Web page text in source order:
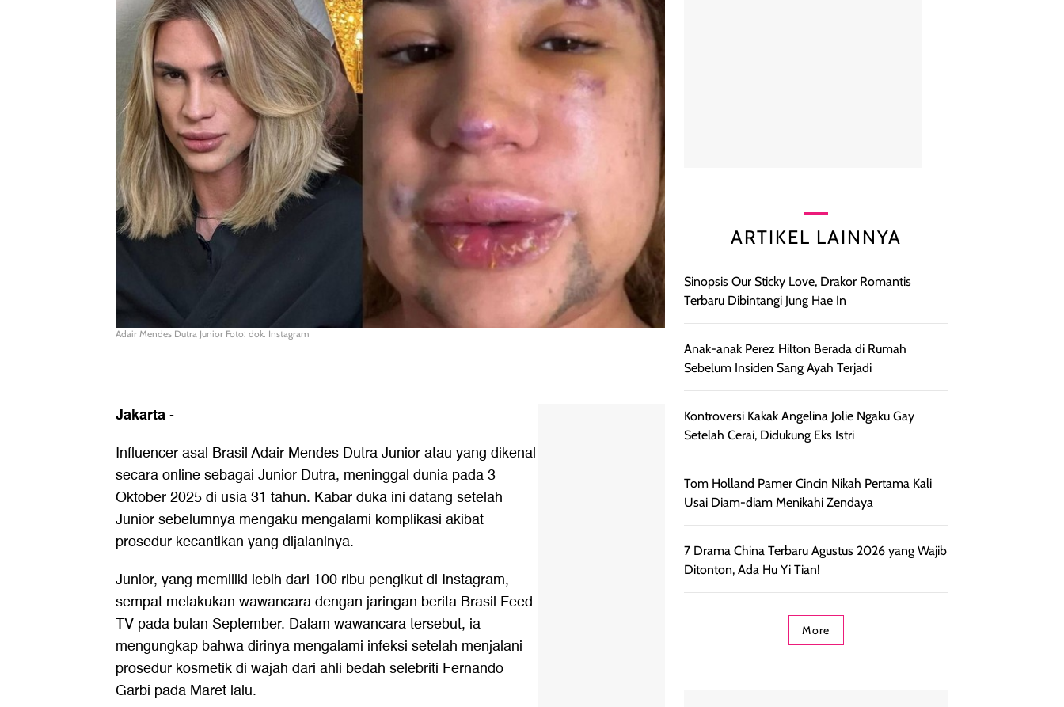
Adair Mendes Dutra Junior Foto: dok. Instagram
Jakarta-
Influencer asal Brasil Adair Mendes Dutra Junior atau yang dikenal
secara online sebagai Junior Dutra, meninggal dunia pada 3
Oktober 2025 di usia 31 tahun. Kabar duka ini datang setelah
Junior sebelumnya mengaku mengalami komplikasi akibat
prosedur kecantikan yang dijalaninya.
Junior, yang memiliki lebih dari 100 ribu pengikut di Instagram,
sempat melakukan wawancara dengan jaringan berita Brasil Feed
TV pada bulan September. Dalam wawancara tersebut, ia
mengungkap bahwa dirinya mengalami infeksi setelah menjalani
prosedur kosmetik di wajah dari ahli bedah selebriti Fernando
Garbi pada Maret lalu.
ARTIKEL LAINNYA
Sinopsis Our Sticky Love, Drakor Romantis
Terbaru Dibintangi Jung Hae In
Anak-anak Perez Hilton Berada di Rumah
Sebelum Insiden Sang Ayah Terjadi
Kontroversi Kakak Angelina Jolie Ngaku Gay
Setelah Cerai, Didukung Eks Istri
Tom Holland Pamer Cincin Nikah Pertama Kali
Usai Diam-diam Menikahi Zendaya
7 Drama China Terbaru Agustus 2026 yang Wajib
Ditonton, Ada Hu Yi Tian!
More